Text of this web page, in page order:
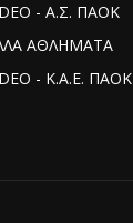
- Α.Σ. ΠΑΟΚ
ΑΘΛΗΜΑΤΑ
- Κ.Α.Ε. ΠΑΟΚ